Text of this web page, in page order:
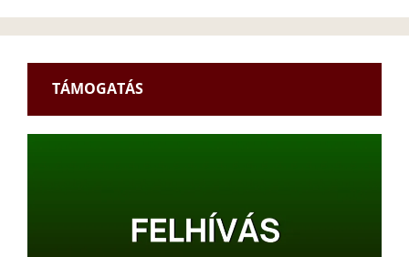
TÁMOGATÁS